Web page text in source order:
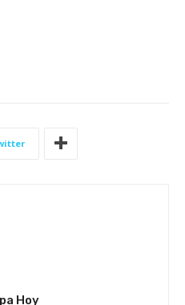
Hoy